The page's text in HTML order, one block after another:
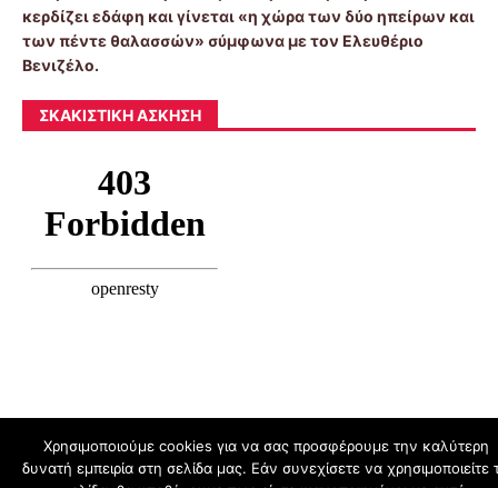
κερδίζει εδάφη και γίνεται «η χώρα των δύο ηπείρων και
των πέντε θαλασσών» σύμφωνα με τον Ελευθέριο
Βενιζέλο.
ΣΚΑΚΙΣΤΙΚΉ ΆΣΚΗΣΗ
schoolpress.sch.gr
Χρησιμοποιούμε cookies για να σας προσφέρουμε την καλύτερη
δυνατή εμπειρία στη σελίδα μας. Εάν συνεχίσετε να χρησιμοποιείτε